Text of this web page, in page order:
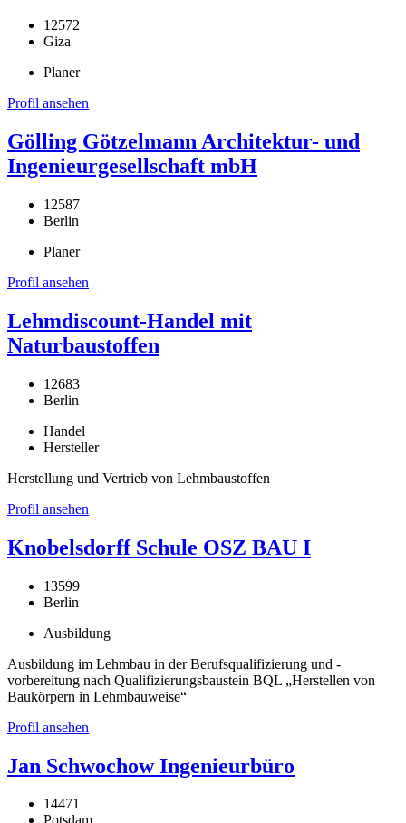
12572
Giza
Planer
Profil ansehen
Gölling Götzelmann Architektur- und
Ingenieurgesellschaft mbH
12587
Berlin
Planer
Profil ansehen
Lehmdiscount-Handel mit
Naturbaustoffen
12683
Berlin
Handel
Hersteller
Herstellung und Vertrieb von Lehmbaustoffen
Profil ansehen
Knobelsdorff Schule OSZ BAU I
13599
Berlin
Ausbildung
Ausbildung im Lehmbau in der Berufsqualifizierung und -
vorbereitung nach Qualifizierungsbaustein BQL „Herstellen von
Baukörpern in Lehmbauweise“
Profil ansehen
Jan Schwochow Ingenieurbüro
14471